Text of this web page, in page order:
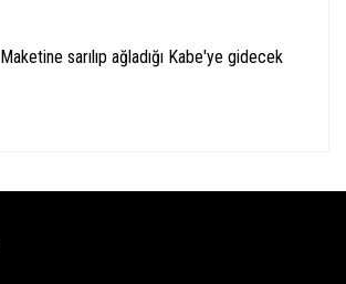
Maketine sarılıp ağladığı Kabe'ye gidecek